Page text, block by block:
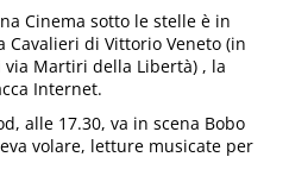
Cinema sotto le stelle è in
Cavalieri di Vittorio Veneto (in
Martiri della Libertà) , la
Internet.
alle 17.30, va in scena Bobo
volare, letture musicate per